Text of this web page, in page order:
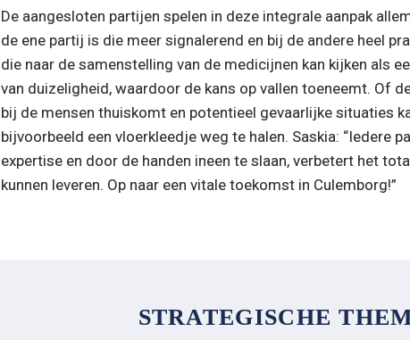
De aangesloten partijen spelen in deze integrale aanpak
de ene partij is die meer signalerend en bij de andere heel
die naar de samenstelling van de medicijnen kan kijken als
van duizeligheid, waardoor de kans op vallen toeneemt. Of
bij de mensen thuiskomt en potentieel gevaarlijke situaties
bijvoorbeeld een vloerkleedje weg te halen. Saskia: “Iedere
expertise en door de handen ineen te slaan, verbetert het
kunnen leveren. Op naar een vitale toekomst in Culemborg!”
STRATEGISCHE